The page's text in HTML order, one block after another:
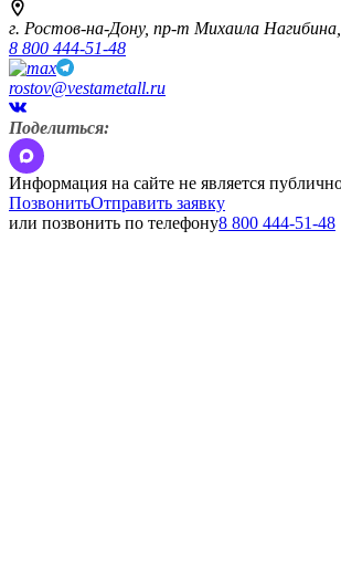
г. Ростов-на-Дону, пр-т Михаила
8 800 444-51-48
rostov@vestametall.ru
Поделиться:
Информация на сайте не является
ПозвонитьОтправить заявку
или позвонить по телефону8 800 444-51-48